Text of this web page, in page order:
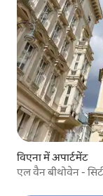
विएना में अपार्टमेंट
एल वैन बीथोवेन -